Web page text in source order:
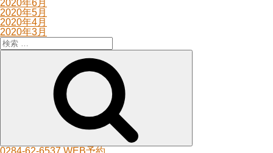
2020年6月
2020年5月
2020年4月
2020年3月
検
索:
0284-62-6537 WEB予約